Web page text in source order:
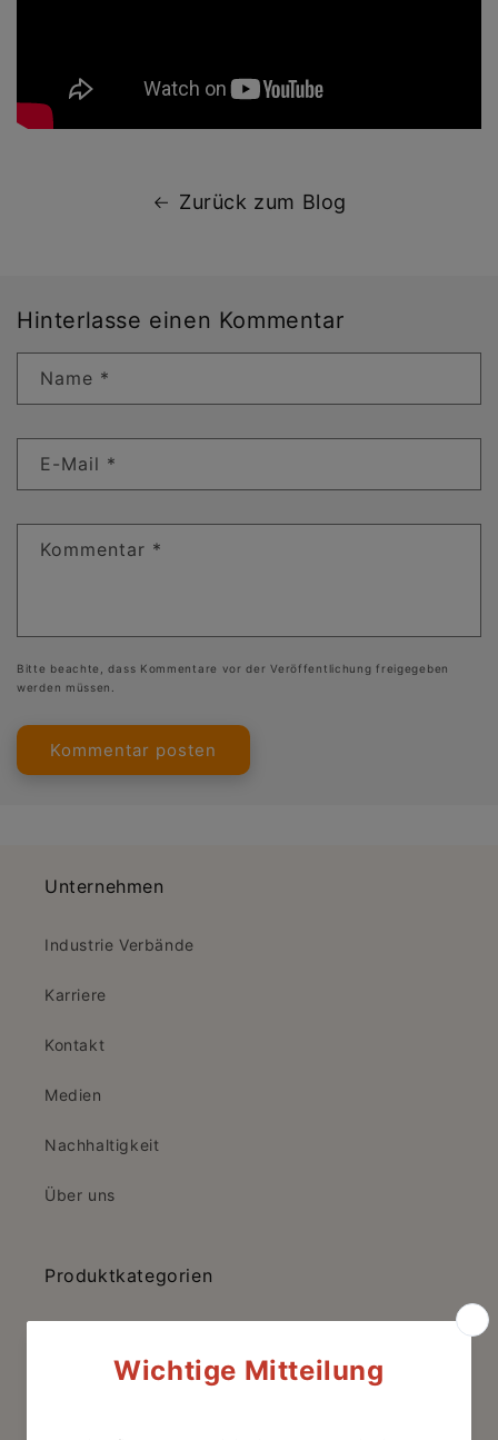
Zurück zum Blog
Hinterlasse einen Kommentar
Name *
E-Mail *
Kommentar *
Bitte beachte, dass Kommentare vor der Veröffentlichung freigegeben
werden müssen.
Unternehmen
Industrie Verbände
Karriere
Kontakt
Medien
Nachhaltigkeit
Über uns
Produktkategorien
Bio-Cannabis-Kosmetiköl